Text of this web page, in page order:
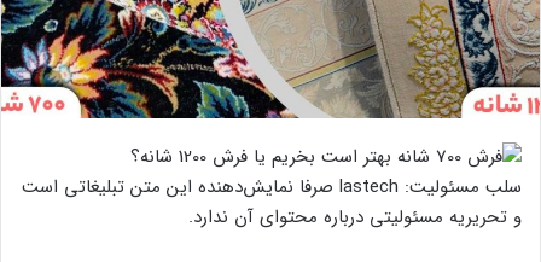
سلب مسئولیت: lastech صرفا نمایش‌دهنده این متن تبلیغاتی است
و تحریریه مسئولیتی درباره محتوای آن ندارد.